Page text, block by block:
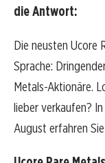
die Antwort:
Die neusten Ucore
Sprache:
Metals-Aktionäre.
lieber verkaufen?
August erfahren